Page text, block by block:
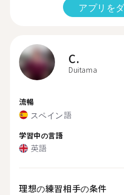
アプリを
C.
Duitama
流暢
スペイン語
学習中の言語
英語
理想の練習相手の条件